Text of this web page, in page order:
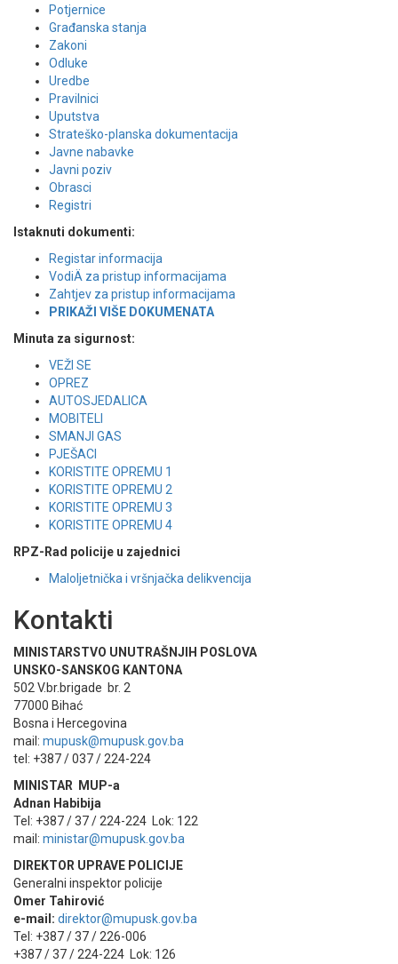
Potjernice
Građanska stanja
Zakoni
Odluke
Uredbe
Pravilnici
Uputstva
Strateško-planska dokumentacija
Javne nabavke
Javni poziv
Obrasci
Registri
Istaknuti dokumenti:
Registar informacija
VodiÄ za pristup informacijama
Zahtjev za pristup informacijama
PRIKAŽI VIŠE DOKUMENATA
Minuta za sigurnost:
VEŽI SE
OPREZ
AUTOSJEDALICA
MOBITELI
SMANJI GAS
PJEŠACI
KORISTITE OPREMU 1
KORISTITE OPREMU 2
KORISTITE OPREMU 3
KORISTITE OPREMU 4
RPZ-Rad policije u zajednici
Maloljetnička i vršnjačka delikvencija
Kontakti
MINISTARSTVO UNUTRAŠNJIH POSLOVA
UNSKO-SANSKOG KANTONA
502 V.br.brigade br. 2
77000 Bihać
Bosna i Hercegovina
mail: mupusk@mupusk.gov.ba
tel: +387 / 037 / 224-224
MINISTAR MUP-a
Adnan Habibija
Tel: +387 / 37 / 224-224 Lok: 122
mail: ministar@mupusk.gov.ba
DIREKTOR UPRAVE POLICIJE
Generalni inspektor policije
Omer Tahirović
e-mail: direktor@mupusk.gov.ba
Tel: +387 / 37 / 226-006
+387 / 37 / 224-224 Lok: 126